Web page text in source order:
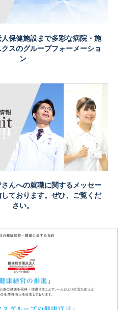
がんの早期発見と治療を学ぶ動画公
院者の安全確保に向けた消防訓練
施設i-Mall 医誠会国際総合病院とさく
さんの心と体を整えるリラックスヨガ
催のお知らせ 第236回「痛みを放置
きたい股関節・膝関節の治療」
～（約30分）］
院を含む医療複合施設i-Mall合同消防
膝関節の痛みに対する治療を学ぶ公開
保健施設まで多彩な病院・施
スのグループフォーメーショ
ン
んへの就職に関するメッセー
ております。ぜひ、ご覧くだ
さい。